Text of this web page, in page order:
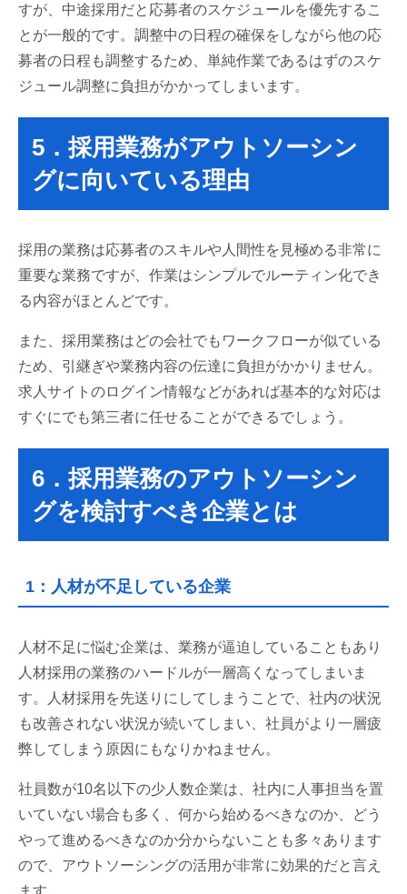
すが、中途採用だと応募者のスケジュールを優先するこ
とが一般的です。調整中の日程の確保をしながら他の応
募者の日程も調整するため、単純作業であるはずのスケ
ジュール調整に負担がかかってしまいます。
5．採用業務がアウトソーシン
グに向いている理由
採用の業務は応募者のスキルや人間性を見極める非常に
重要な業務ですが、作業はシンプルでルーティン化でき
る内容がほとんどです。
また、採用業務はどの会社でもワークフローが似ている
ため、引継ぎや業務内容の伝達に負担がかかりません。
求人サイトのログイン情報などがあれば基本的な対応は
すぐにでも第三者に任せることができるでしょう。
6．採用業務のアウトソーシン
グを検討すべき企業とは
1：人材が不足している企業
人材不足に悩む企業は、業務が逼迫していることもあり
人材採用の業務のハードルが一層高くなってしまいま
す。人材採用を先送りにしてしまうことで、社内の状況
も改善されない状況が続いてしまい、社員がより一層疲
弊してしまう原因にもなりかねません。
社員数が10名以下の少人数企業は、社内に人事担当を置
いていない場合も多く、何から始めるべきなのか、どう
やって進めるべきなのか分からないことも多々あります
ので、アウトソーシングの活用が非常に効果的だと言え
ます。